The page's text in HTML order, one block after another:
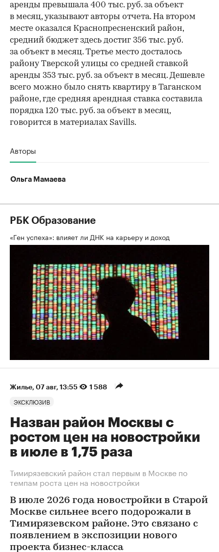
аренды превышала 400 тыс. руб. за объект
в месяц, указывают авторы отчета. На втором
месте оказался Краснопресненский район,
средний бюджет здесь достиг 356 тыс. руб.
за объект в месяц. Третье место досталось
району Тверской улицы со средней ставкой
аренды 353 тыс. руб. за объект в месяц. Дешевле
всего можно было снять квартиру в Таганском
районе, где средняя арендная ставка составила
порядка 120 тыс. руб. за объект в месяц,
говорится в материалах Savills.
Авторы
Ольга Мамаева
РБК Образование
«Ген успеха»: влияет ли ДНК на карьеру и доход
Жилье 07 авг, 13:55 1 588
ЭКСКЛЮЗИВ
Назван район Москвы с
ростом цен на новостройки
в июле в 1,75 раза
Тимирязевский район стал первым в Москве по
темпам роста цен на новостройки
В июле 2026 года новостройки в Старой
Москве сильнее всего подорожали в
Тимирязевском районе. Это связано с
появлением в экспозиции нового
проекта бизнес-класса